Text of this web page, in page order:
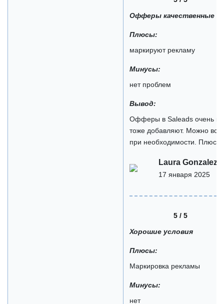
Офферы качественные
Плюсы:
маркируют рекламу
Минусы:
нет проблем
Вывод:
Офферы в Saleads очень
тоже добавляют. Можно
при необходимости. Плюс
Laura Gonzalez
17 января 2025
5 / 5
Хорошие условия
Плюсы:
Маркировка рекламы
Минусы:
нет